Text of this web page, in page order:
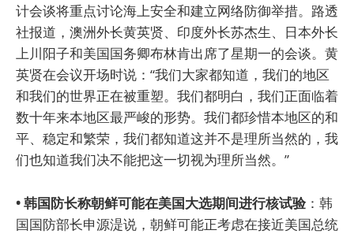
计会谈将重点讨论海上安全和建立网络防御举措。路透
社报道，澳洲外长黄英贤、印度外长苏杰生、日本外长
上川阳子和美国国务卿布林肯出席了星期一的会谈。黄
英贤在会议开场时说：“我们大家都知道，我们的地区
和我们的世界正在被重塑。我们都明白，我们正面临着
数十年来本地区最严峻的形势。我们都珍惜本地区的和
平、稳定和繁荣，我们都知道这并不是理所当然的，我
们也知道我们决不能把这一切视为理所当然。”
• 韩国防长称朝鲜可能在美国大选期间进行核试验：韩
国国防部长申源湜说，朝鲜可能正考虑在接近美国总统